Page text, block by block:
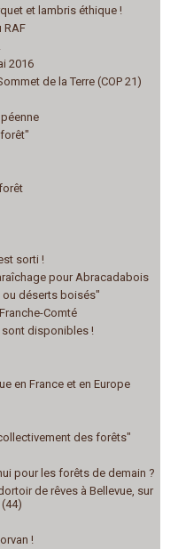
et lambris éthique !
RAF
2016
de la Terre (COP 21)
sorti !
pour Abracadabois
ou déserts boisés"
Comté
disponibles !
en France et en Europe
des forêts"
pour les forêts de demain ?
de rêves à Bellevue, sur
!